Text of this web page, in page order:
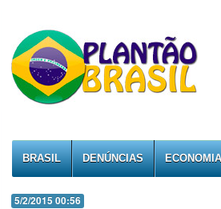
BRASIL DENÚNCIAS ECONOMIA
5/2/2015 00:56